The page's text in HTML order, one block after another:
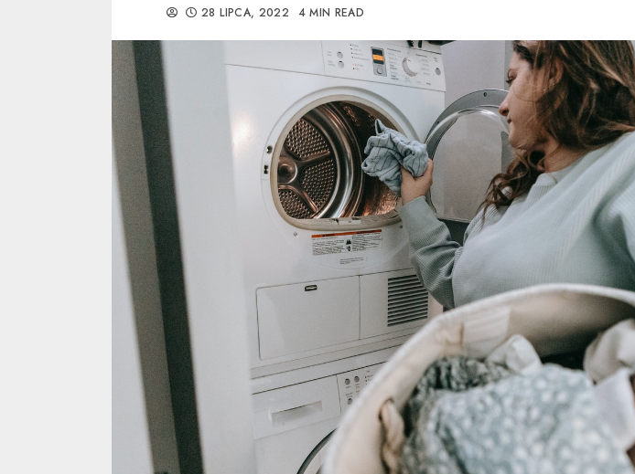
28 LIPCA, 2022 4 MIN READ